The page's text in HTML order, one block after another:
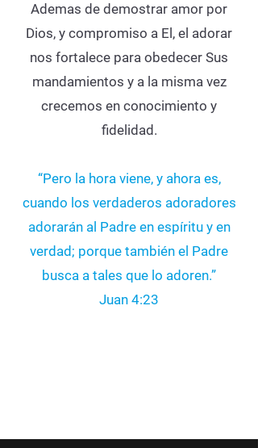
Ademas de demostrar amor por
Dios, y compromiso a El, el adorar
nos fortalece para obedecer Sus
mandamientos y a la misma vez
crecemos en conocimiento y
fidelidad.
“Pero la hora viene, y ahora es,
cuando los verdaderos adoradores
adorarán al Padre en espíritu y en
verdad; porque también el Padre
busca a tales que lo adoren.”
‭‭Juan‬ ‭4‬:‭23